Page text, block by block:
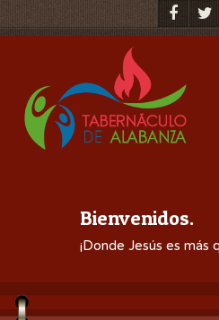
Bienvenidos.
¡Donde Jesús es más